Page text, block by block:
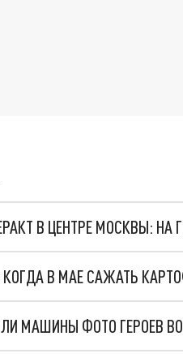
В ЦЕНТРЕ МОСКВЫ:
МАШИНЫ ФОТО ГЕРОЕВ